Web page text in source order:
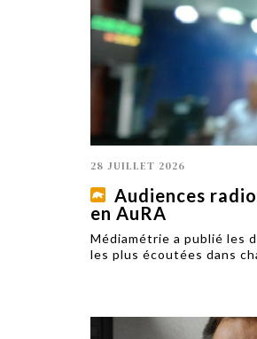
SERVICES
OPINIONS
ARTICLE
PARTENAIRE
28 JUILLET 2026
Audiences
en AuRA
Médiamétrie a publié les
les plus écoutées dans